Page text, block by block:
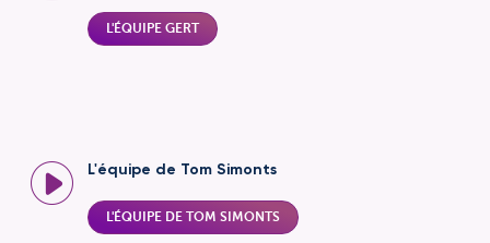
L'ÉQUIPE GERT
L'équipe de Tom Simonts
L'ÉQUIPE DE TOM SIMONTS